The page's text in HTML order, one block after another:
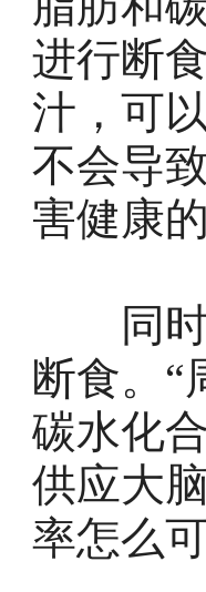
进行断
汁，可
不会导
害健康的
同时
断食。“
碳水化
供应大
率怎么